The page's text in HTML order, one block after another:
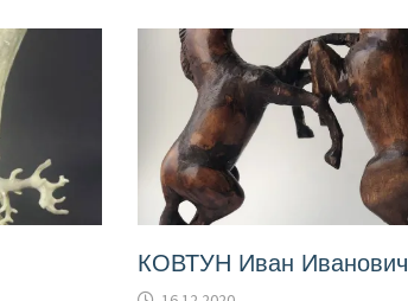
КОВТУН Иван Иванович